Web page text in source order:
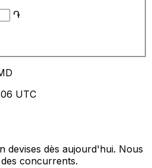
֏
UTC
devises dès aujourd'hui. Nous
concurrents.